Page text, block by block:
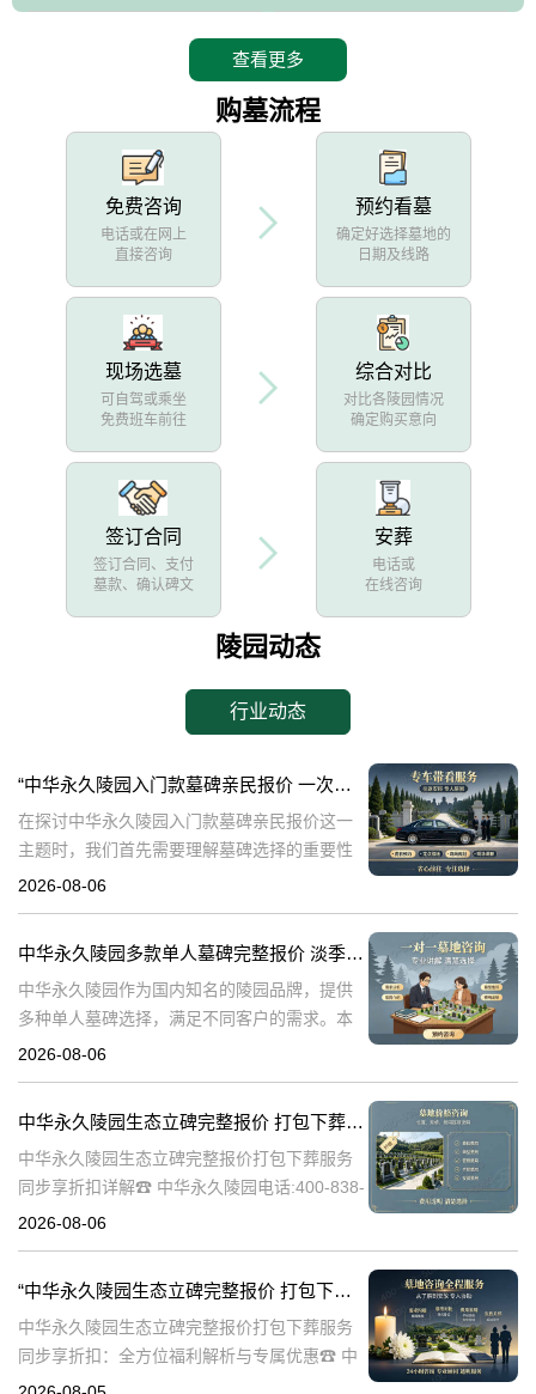
查看更多
购墓流程
免费咨询
电话或在网上
直接咨询
预约看墓
确定好选择墓地的
日期及线路
现场选墓
可自驾或乘坐
免费班车前往
综合对比
对比各陵园情况
确定购买意向
签订合同
签订合同、支付
墓款、确认碑文
安葬
电话或
在线咨询
陵园动态
行业动态
“中华永久陵园入门款墓碑亲民报价 一次性付清享折上折：超值优惠与便捷选择的完美结合”
在探讨中华永久陵园入门款墓碑亲民报价这一
主题时，我们首先需要理解墓碑选择的重要性
及其对逝者与生者的影响。墓碑不仅是对逝者
2026-08-06
中华永久陵园多款单人墓碑完整报价 淡季下单直降数千元详解
中华永久陵园作为国内知名的陵园品牌，提供
多种单人墓碑选择，满足不同客户的需求。本
文将详细介绍中华永久陵园多款单人墓碑的完
2026-08-06
中华永久陵园生态立碑完整报价 打包下葬服务同步享折扣详解
中华永久陵园生态立碑完整报价打包下葬服务
同步享折扣详解☎ 中华永久陵园电话:400-838-
5063在现代社会，人们对死亡和身后事的规划
2026-08-06
“中华永久陵园生态立碑完整报价 打包下葬服务同步享折扣：全方位福利解析与专属优惠”
中华永久陵园生态立碑完整报价打包下葬服务
同步享折扣：全方位福利解析与专属优惠☎ 中
华永久陵园电话:400-838-5063在现代社会，人